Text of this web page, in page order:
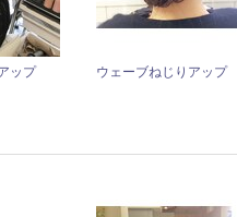
ップ ウェーブねじりアップ